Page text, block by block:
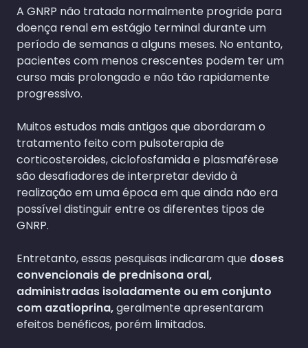
A GNRP não tratada normalmente progride para
doença renal em estágio terminal durante um
período de semanas a alguns meses. No entanto,
pacientes com menos crescentes podem ter um
curso mais prolongado e não tão rapidamente
progressivo.
Muitos estudos mais antigos que abordaram o
tratamento feito com pulsoterapia de
corticosteroides, ciclofosfamida e plasmaférese
são desafiadores de interpretar devido à
realização em uma época em que ainda não era
possível distinguir entre os diferentes tipos de
GNRP.
Entretanto, essas pesquisas indicaram que doses
convencionais de prednisona oral,
administradas isoladamente ou em conjunto
com azatioprina,geralmente apresentaram
efeitos benéficos, porém limitados.